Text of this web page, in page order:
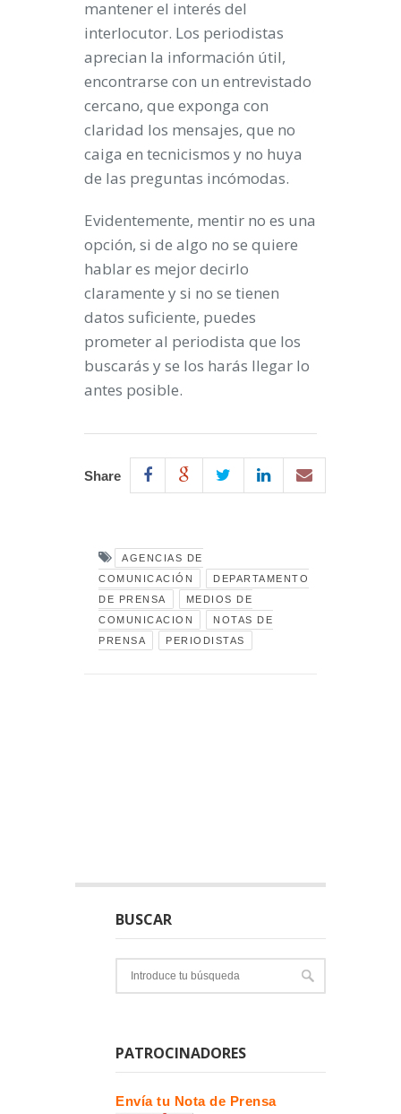
mantener el interés del
interlocutor. Los periodistas
aprecian la información útil,
encontrarse con un entrevistado
cercano, que exponga con
claridad los mensajes, que no
caiga en tecnicismos y no huya
de las preguntas incómodas.
Evidentemente, mentir no es una
opción, si de algo no se quiere
hablar es mejor decirlo
claramente y si no se tienen
datos suficiente, puedes
prometer al periodista que los
buscarás y se los harás llegar lo
antes posible.
Share
AGENCIAS DE
COMUNICACIÓN
DEPARTAMENTO
DE PRENSA
MEDIOS DE
COMUNICACION
NOTAS DE
PRENSA
PERIODISTAS
BUSCAR
PATROCINADORES
Envía tu Nota de Prensa